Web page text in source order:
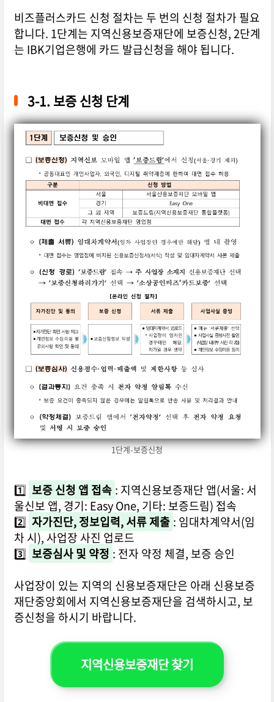
비즈플러스카드 신청 절차는 두 번의 신청 절차가 필요
합니다. 1단계는 지역신용보증재단에 보증신청, 2단계
는 IBK기업은행에 카드 발급신청을 해야 됩니다.
3-1. 보증 신청 단계
1단계-보증신청
1️⃣ 보증 신청 앱 접속 : 지역신용보증재단 앱(서울: 서
울신보 앱, 경기: Easy One, 기타: 보증드림) 접속
2️⃣ 자가진단, 정보입력, 서류 제출 : 임대차계약서(임
차 시), 사업장 사진 업로드
3️⃣ 보증심사 및 약정 : 전자 약정 체결, 보증 승인
사업장이 있는 지역의 신용보증재단은 아래 신용보증
재단중앙회에서 지역신용보증재단을 검색하시고, 보
증신청을 하시기 바랍니다.
지역신용보증재단 찾기